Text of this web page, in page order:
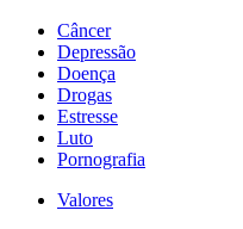
Câncer
Depressão
Doença
Drogas
Estresse
Luto
Pornografia
Valores